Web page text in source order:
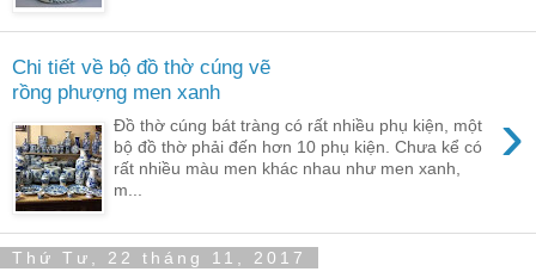
Chi tiết về bộ đồ thờ cúng vẽ
rồng phượng men xanh
›
Đồ thờ cúng bát tràng có rất nhiều phụ kiện, một
bộ đồ thờ phải đến hơn 10 phụ kiện. Chưa kể có
rất nhiều màu men khác nhau như men xanh,
m...
Thứ Tư, 22 tháng 11, 2017